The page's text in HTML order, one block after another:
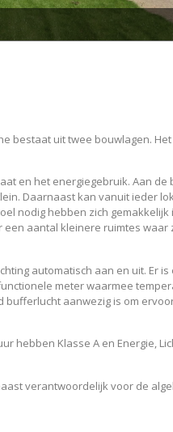
bestaat uit twee bouwlagen.
en het energiegebruik. Aan
Daarnaast kan vanuit ieder
nodig hebben zich
aantal kleinere ruimtes waar
automatisch aan en uit. Er
meter waarmee
aanwezig is om
hebben Klasse A en Energie,
verantwoordelijk voor de